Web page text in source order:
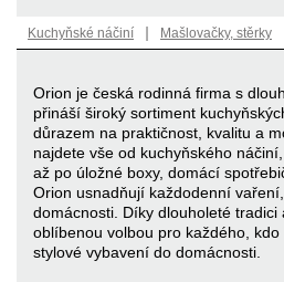
Kuchyňské náčiní | Mašlovačky, stěrky
Orion je česká rodinná firma s
přináší široký sortiment
důrazem na praktičnost, kvalitu a
najdete vše od kuchyňského
až po úložné boxy, domácí
Orion usnadňují každodenní
domácnosti. Díky dlouholeté
oblíbenou volbou pro každého, kdo
stylové vybavení do domácnosti.